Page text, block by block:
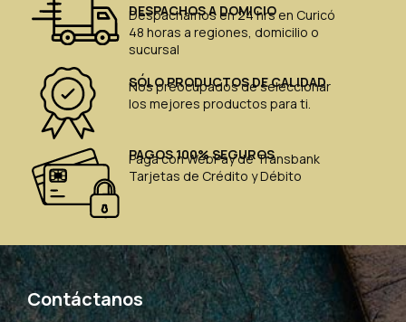
DESPACHOS A DOMICIO
Despachamos en 24 hrs en Curicó
48 horas a regiones, domicilio o
sucursal
SÓLO PRODUCTOS DE CALIDAD
Nos preocupados de seleccionar
los mejores productos para ti.
PAGOS 100% SEGUROS
Paga con WebPay de Transbank
Tarjetas de Crédito y Débito
Contáctanos